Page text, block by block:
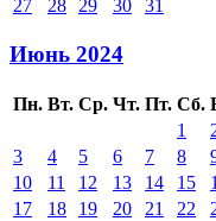
27
28 29 30 31
Июнь 2024
Пн. Вт. Ср. Чт. Пт. Сб.
1
3
4 5 6 7 8
10
11 12 13 14 15
17
18 19 20 21 22